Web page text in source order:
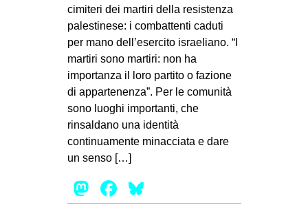
cimiteri dei martiri della resistenza
palestinese: i combattenti caduti
per mano dell’esercito israeliano. “I
martiri sono martiri: non ha
importanza il loro partito o fazione
di appartenenza”. Per le comunità
sono luoghi importanti, che
rinsaldano una identità
continuamente minacciata e dare
un senso […]
Mastodon
Facebook